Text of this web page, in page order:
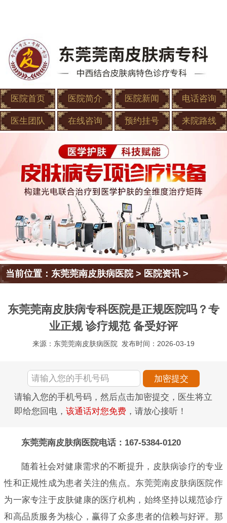
医院首页 医院简介 医院新闻 电话咨询
医生团队 在线咨询 预约挂号 来院路线
当前位置：东莞莞南皮肤病医院> 医院资讯 >
东莞莞南皮肤病专科医院是正规医院吗？专
业正规 诊疗规范 备受好评
来源：东莞莞南皮肤病医院 发布时间：2026-03-19
请输入您的手机号码，然后点击加密提交，医生将立
即给您回电， 该通话对您免费 ，请放心接听！
东莞莞南皮肤病医院电话：167-5384-0120
随着社会对健康需求的不断提升，皮肤病诊疗的专业
性和正规性成为患者关注的焦点。东莞莞南皮肤病医院作
为一家专注于皮肤健康的医疗机构，始终坚持以规范诊疗
和高品质服务为核心，赢得了众多患者的信赖与好评。那